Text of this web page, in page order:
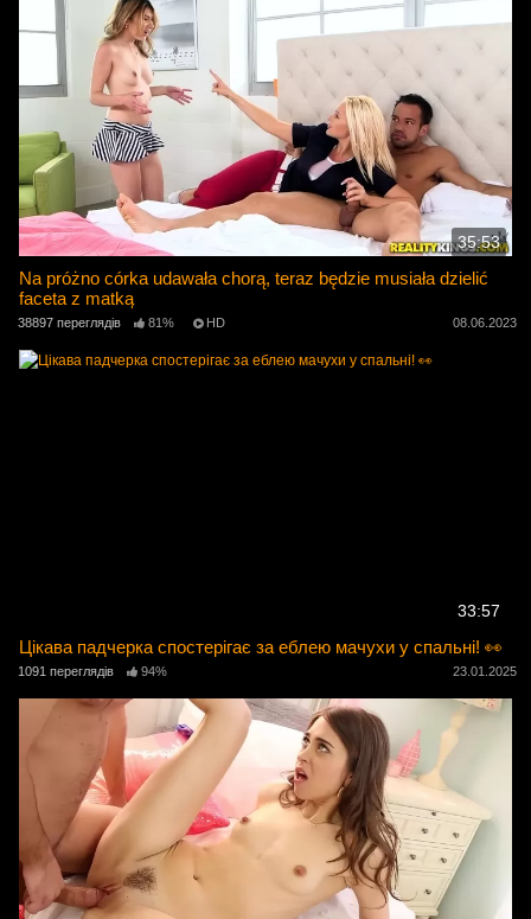
35:53
Na próżno córka udawała chorą, teraz będzie musiała dzielić
faceta z matką
38897 переглядів 81% HD 08.06.2023
33:57
Цікава падчерка спостерігає за еблею мачухи у спальні! 👀
1091 переглядів 94% 23.01.2025